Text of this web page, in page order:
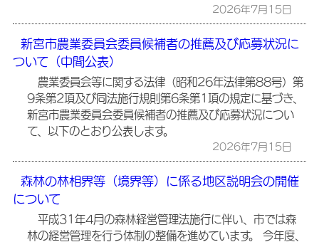
2026年7月15日
新宮市農業委員会委員候補者の推薦及び応募状況に
ついて（中間公表）
農業委員会等に関する法律（昭和26年法律第88号）第
9条第2項及び同法施行規則第6条第1項の規定に基づき、
新宮市農業委員会委員候補者の推薦及び応募状況につい
て、以下のとおり公表します。
2026年7月15日
森林の林相界等（境界等）に係る地区説明会の開催
について
平成31年4月の森林経営管理法施行に伴い、市では森
林の経営管理を行う体制の整備を進めています。 今年度、